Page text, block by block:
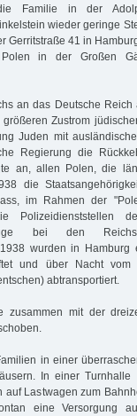
Familie in der
wieder geringe
Gerritstraße 41 in
in der Großen
an das Deutsche
Zustrom
Juden mit
Regierung die
an, allen Polen, die
die
im Rahmen der
Polizeidienststellen
bei den
wurden in
und über Nacht vom
abtransportiert.
zusammen mit der
in einer
In einer Turnhalle
Lastwagen zum
eine Versorgung